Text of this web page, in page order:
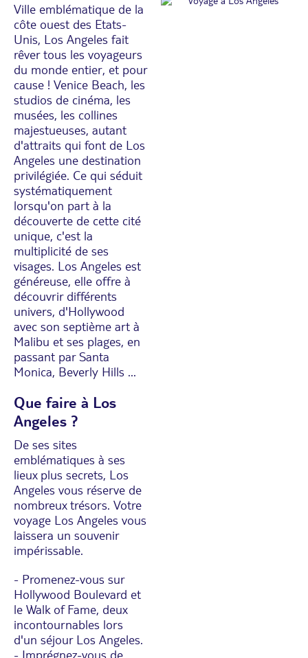
Ville emblématique de la
côte ouest des Etats-
Unis, Los Angeles fait
rêver tous les voyageurs
du monde entier, et pour
cause ! Venice Beach, les
studios de cinéma, les
musées, les collines
majestueuses, autant
d'attraits qui font de Los
Angeles une destination
privilégiée. Ce qui séduit
systématiquement
lorsqu'on part à la
découverte de cette cité
unique, c'est la
multiplicité de ses
visages. Los Angeles est
généreuse, elle offre à
découvrir différents
univers, d'Hollywood
avec son septième art à
Malibu et ses plages, en
passant par Santa
Monica, Beverly Hills ...
Que faire à Los
Angeles ?
De ses sites
emblématiques à ses
lieux plus secrets, Los
Angeles vous réserve de
nombreux trésors. Votre
voyage Los Angeles vous
laissera un souvenir
impérissable.
- Promenez-vous sur
Hollywood Boulevard et
le Walk of Fame, deux
incontournables lors
d'un séjour Los Angeles.
- Imprégnez-vous de